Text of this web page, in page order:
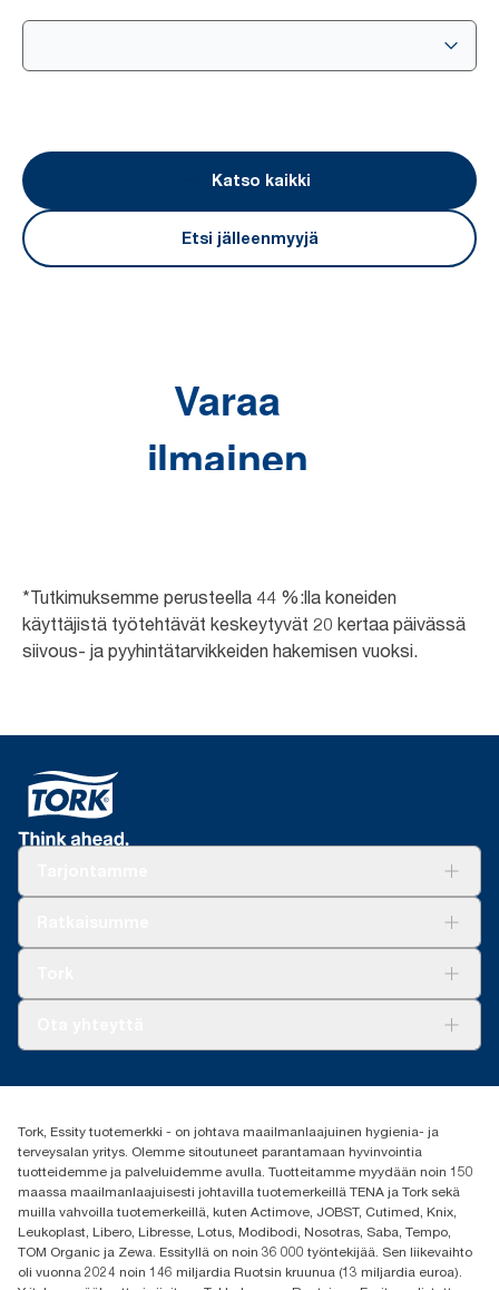
Katso kaikki
Etsi jälleenmyyjä
*Tutkimuksemme perusteella 44 %:lla koneiden
käyttäjistä työtehtävät keskeytyvät 20 kertaa päivässä
siivous- ja pyyhintätarvikkeiden hakemisen vuoksi.
(+358) 9 5068 8222
Oy Essity Finland Ab
Revontulenkuja 1
02100 Espoo
Tork, Essity tuotemerkki - on johtava maailmanlaajuinen hygienia- ja
terveysalan yritys. Olemme sitoutuneet parantamaan hyvinvointia
tuotteidemme ja palveluidemme avulla. Tuotteitamme myydään noin 150
maassa maailmanlaajuisesti johtavilla tuotemerkeillä TENA ja Tork sekä
muilla vahvoilla tuotemerkeillä, kuten Actimove, JOBST, Cutimed, Knix,
Leukoplast, Libero, Libresse, Lotus, Modibodi, Nosotras, Saba, Tempo,
TOM Organic ja Zewa. Essityllä on noin 36 000 työntekijää. Sen liikevaihto
oli vuonna 2024 noin 146 miljardia Ruotsin kruunua (13 miljardia euroa).